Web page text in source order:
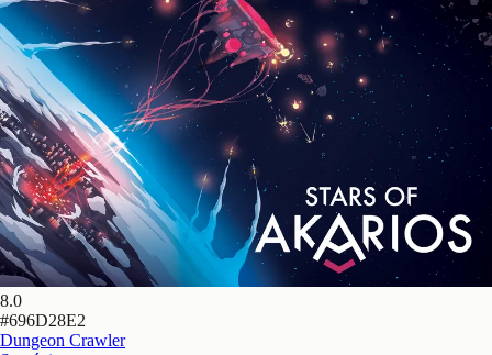
8.0
#696D28E2
Dungeon Crawler